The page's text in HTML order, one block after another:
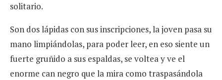
solitario.
Son dos lápidas con sus inscripciones, la joven pasa su
mano limpiándolas, para poder leer, en eso siente un
fuerte gruñido a sus espaldas, se voltea y ve el
enorme can negro que la mira como traspasándola